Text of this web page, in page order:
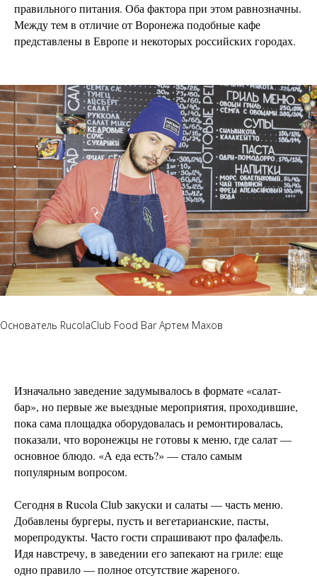
правильного питания. Оба фактора при этом равнозначны.
Между тем в отличие от Воронежа подобные кафе
представлены в Европе и некоторых российских городах.
Основатель RucolaClub Food Bar Артем Махов
Изначально заведение задумывалось в формате «салат-
бар», но первые же выездные мероприятия, проходившие,
пока сама площадка оборудовалась и ремонтировалась,
показали, что воронежцы не готовы к меню, где салат —
основное блюдо. «А еда есть?» — стало самым
популярным вопросом.
Сегодня в Rucola Сlub закуски и салаты — часть меню.
Добавлены бургеры, пусть и вегетарианские, пасты,
морепродукты. Часто гости спрашивают про фалафель.
Идя навстречу, в заведении его запекают на гриле: еще
одно правило — полное отсутствие жареного.